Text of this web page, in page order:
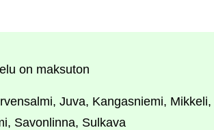
on maksuton
Juva, Kangasniemi,
Savonlinna, Sulkava